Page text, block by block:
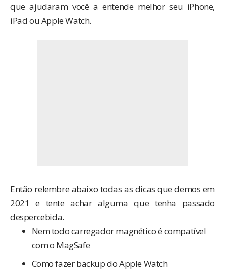
que ajudaram você a entende melhor seu iPhone,
iPadouApple Watch.
Então relembre abaixo todas as dicas que demos em
2021 e tente achar alguma que tenha passado
despercebida.
Nem todo carregador magnético é compatível
com o MagSafe
Como fazer backup do Apple Watch